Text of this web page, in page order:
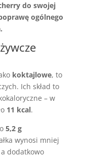
do swojej
ogólnego
koktajlowe, to
Ich skład to
– w
11 kcal.
5,2 g
wynosi mniej
dodatkowo